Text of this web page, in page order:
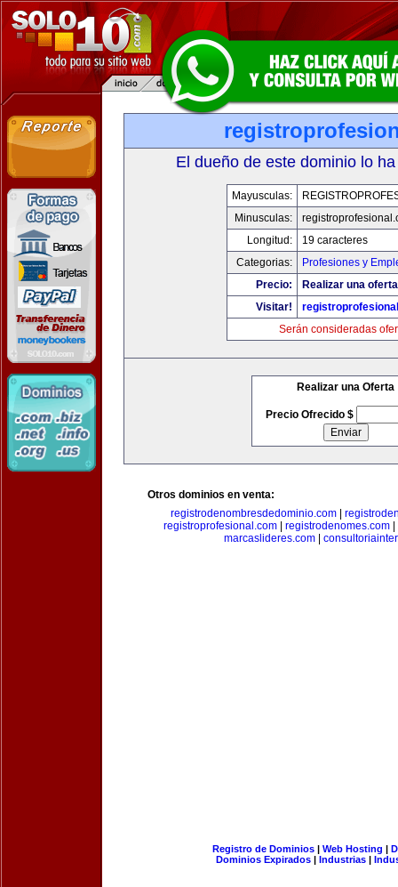
El dueño de este dominio lo
Mayusculas:
Minusculas:
Longitud:
19 caracteres
Categorias:
Profesiones y
Precio:
Realizar una
Visitar!
Serán consideradas
Realizar una Oferta
Precio Ofrecido $
Otros dominios en venta:
registrodenombresdedominio.com|
registroprofesional.com| registrodenomes.com|
marcaslideres.com|
Registro de Dominios| Web Hosting |
Dominios Expirados | Industrias |